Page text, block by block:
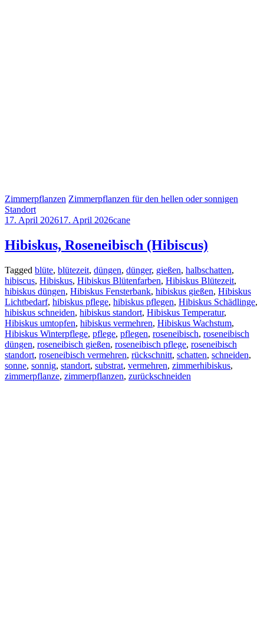
Zimmerpflanzen Zimmerpflanzen für den hellen oder sonnigen
Standort
17. April 202617. April 2026cane
Hibiskus, Roseneibisch (Hibiscus)
Tagged blüte, blütezeit, düngen, dünger, gießen, halbschatten,
hibiscus, Hibiskus, Hibiskus Blütenfarben, Hibiskus Blütezeit,
hibiskus düngen, Hibiskus Fensterbank, hibiskus gießen, Hibiskus
Lichtbedarf, hibiskus pflege, hibiskus pflegen, Hibiskus Schädlinge,
hibiskus schneiden, hibiskus standort, Hibiskus Temperatur,
Hibiskus umtopfen, hibiskus vermehren, Hibiskus Wachstum,
Hibiskus Winterpflege, pflege, pflegen, roseneibisch, roseneibisch
düngen, roseneibisch gießen, roseneibisch pflege, roseneibisch
standort, roseneibisch vermehren, rückschnitt, schatten, schneiden,
sonne, sonnig, standort, substrat, vermehren, zimmerhibiskus,
zimmerpflanze, zimmerpflanzen, zurückschneiden